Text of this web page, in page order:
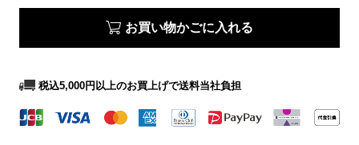
お買い物かごに入れる
税込5,000円以上のお買上げで送料当社負担